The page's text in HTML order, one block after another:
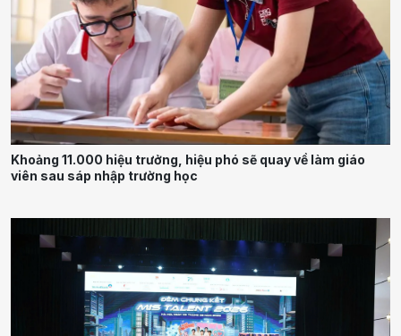
Khoảng 11.000 hiệu trưởng, hiệu phó sẽ quay về làm giáo
viên sau sáp nhập trường học